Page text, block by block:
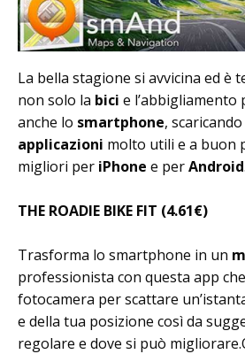
La bella stagione si avvicina ed è
non solo la bici e l’abbigliamento
anche lo smartphone,
applicazioni molto utili e a buon
migliori per iPhone e perAndroid.
THE ROADIE BIKE FIT (4.61€)
Trasforma lo smartphone in un
professionista con questa app
fotocamera per scattare
e della tua posizione così da
regolare e dove si può